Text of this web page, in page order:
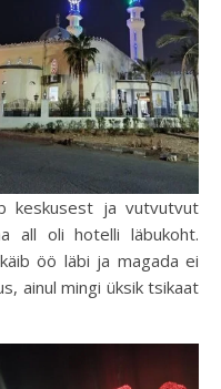
keskusest ja vutvutvut
all oli hotelli läbukoht.
öö läbi ja magada ei
ainul mingi üksik tsikaat